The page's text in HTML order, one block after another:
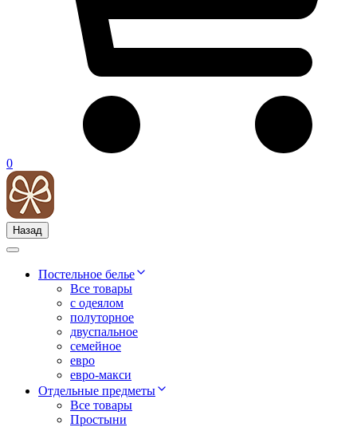
0
Назад
Постельное белье
Все товары
с одеялом
полуторное
двуспальное
семейное
евро
евро-макси
Отдельные предметы
Все товары
Простыни